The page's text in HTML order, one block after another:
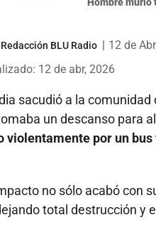
Hombre murió
Redacción BLU Radio
12 de
12 de abr, 2026
sacudió a la
un descanso para
violentamente por un
no sólo acabó con
total destrucción y e